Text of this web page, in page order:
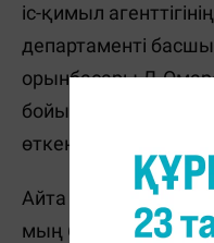
іс-қимыл
департаменті
орынбасары
бойынша өңірлік
өткен брифинг
Айта кетейік,
мың 600 адам